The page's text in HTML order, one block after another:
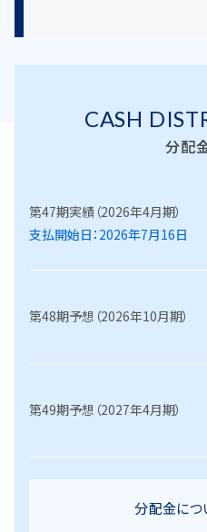
CASH
分配
第47期実績（2026年4月期）
支払開始日：2026年7月16日
第48期予想（2026年10月期）
第49期予想（2027年4月期）
分配金につ